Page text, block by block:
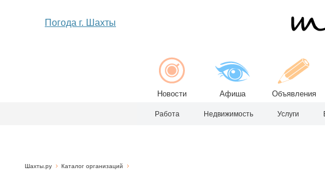
Погода г. Шахты
Новости Афиша Объявления
Работа Недвижимость Услуги
Шахты.ру Каталог организаций